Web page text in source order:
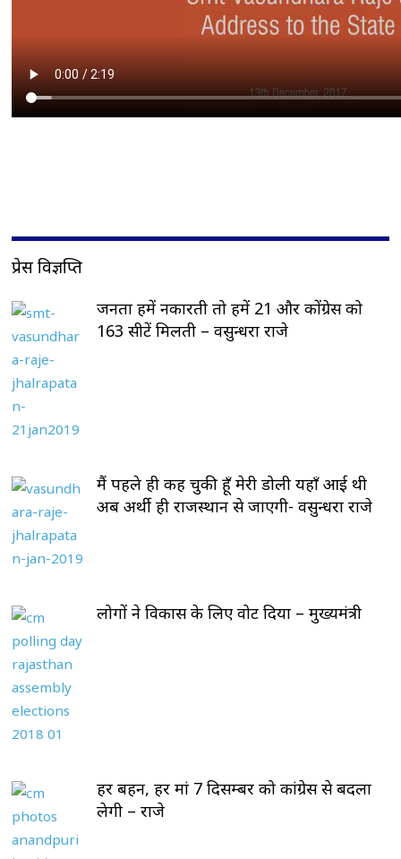
प्रेस विज्ञप्ति
जनता हमें नकारती तो हमें 21 और कोंग्रेस को
163 सीटें मिलती – वसुन्धरा राजे
मैं पहले ही कह चुकी हूँ मेरी डोली यहाँ आई थी
अब अर्थी ही राजस्थान से जाएगी- वसुन्धरा राजे
लोगों ने विकास के लिए वोट दिया – मुख्यमंत्री
हर बहन, हर मां 7 दिसम्बर को कांग्रेस से बदला
लेगी – राजे